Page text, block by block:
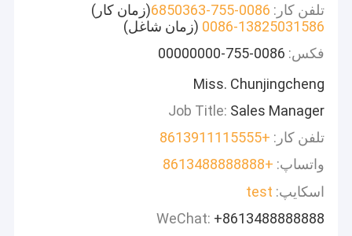
تلفن کار: 0086-755-6850363
(زمان کار)
0086-13825031586 (زمان شاغل)
فکس:
Miss. Chunjingcheng
Job Title: Sales Manager
تلفن کار: +8613911115555
واتساپ: +8613488888888
اسکایپ: test
WeChat: +8613488888888